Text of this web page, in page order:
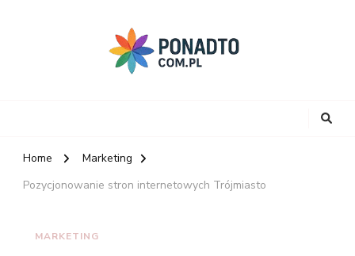
Home
Marketing
Pozycjonowanie stron internetowych Trójmiasto
MARKETING